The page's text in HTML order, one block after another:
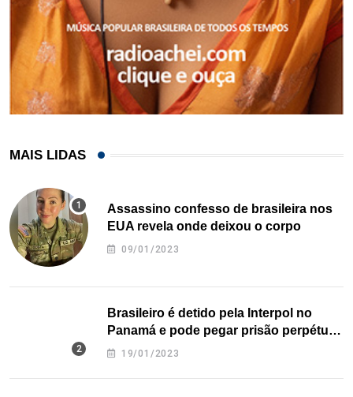
MAIS LIDAS
Assassino confesso de brasileira nos
EUA revela onde deixou o corpo
09/01/2023
Brasileiro é detido pela Interpol no
Panamá e pode pegar prisão perpétua
nos EUA
19/01/2023